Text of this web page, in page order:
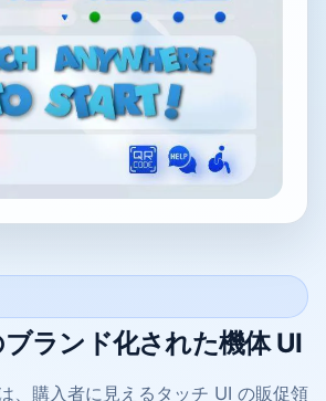
ランド化された機体 UI
購入者に見えるタッチ UI の販促領